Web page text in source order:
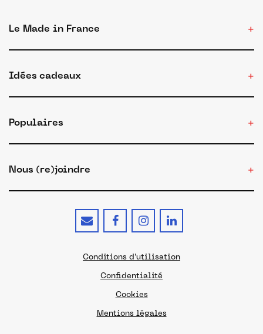
Le Made in France
Idées cadeaux
Populaires
Nous (re)joindre
Conditions d'utilisation
Confidentialité
Cookies
Mentions légales